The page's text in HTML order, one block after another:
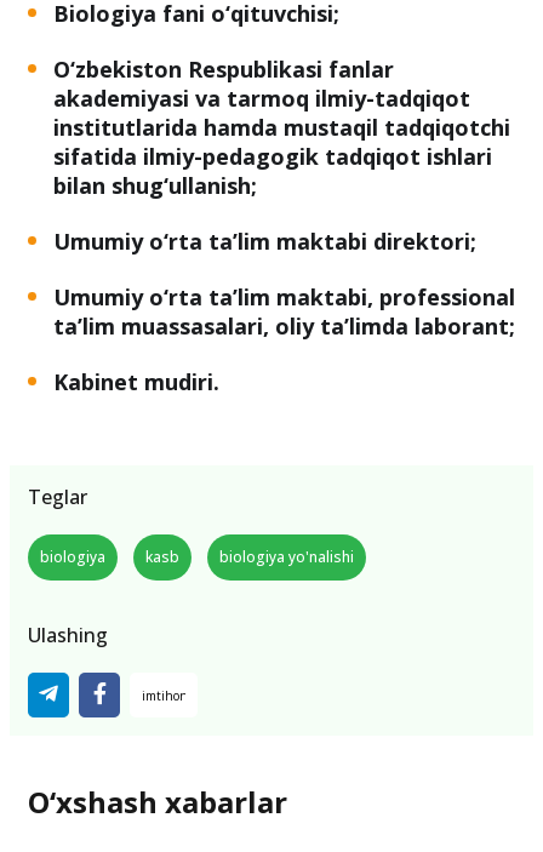
Biologiya fani o‘qituvchisi;
O‘zbekiston Respublikasi fanlar
akademiyasi va tarmoq ilmiy-tadqiqot
institutlarida hamda mustaqil tadqiqotchi
sifatida ilmiy-pedagogik tadqiqot ishlari
bilan shug‘ullanish;
Umumiy o‘rta ta’lim maktabi direktori;
Umumiy o‘rta ta’lim maktabi, professional
ta’lim muassasalari, oliy ta’limda laborant;
Kabinet mudiri.
Teglar
biologiya kasb biologiya yo'nalishi
Ulashing
O‘xshash xabarlar